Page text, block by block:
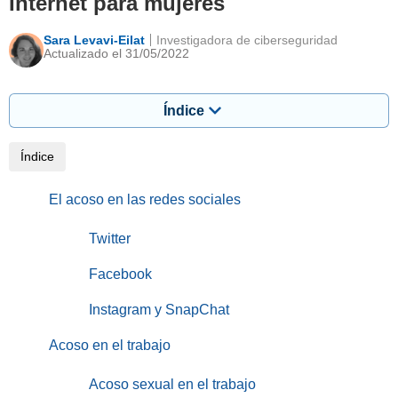
Sara Levavi-Eilat
Actualizado el 31/05/2022
Investigadora de ciberseguridad
Índice
Índice
El acoso en las redes sociales
Twitter
Facebook
Instagram y SnapChat
Acoso en el trabajo
Acoso sexual en el trabajo